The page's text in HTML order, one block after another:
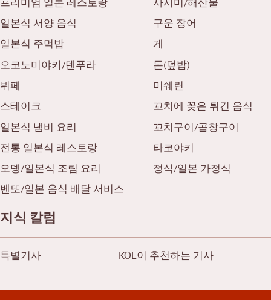
일본식 서양 음식
구운 장어
일본식 주먹밥
게
오코노미야키/덴푸라
돈(덮밥)
뷔페
미쉐린
스테이크
꼬치에 꽂은 튀긴 음식
일본식 냄비 요리
꼬치구이/곱창구이
전통 일본식 레스토랑
타코야키
오뎅/일본식 조림 요리
정식/일본 가정식
벤또/일본 음식 배달 서비스
지식 칼럼
특별기사 KOL이 추천하는 기사